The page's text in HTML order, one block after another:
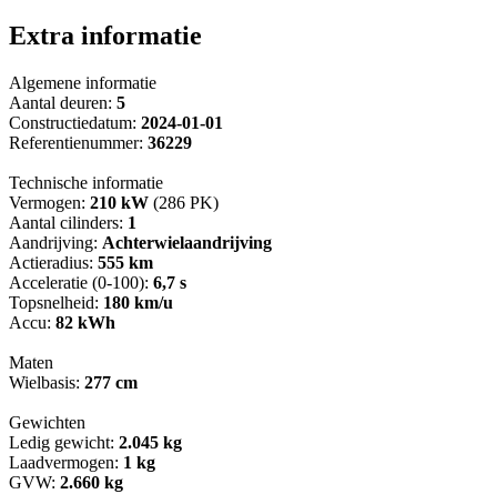
Extra informatie
Algemene informatie
Aantal deuren: 5
Constructiedatum: 2024-01-01
Referentienummer: 36229
Technische informatie
Vermogen: 210 kW (286 PK)
Aantal cilinders: 1
Aandrijving: Achterwielaandrijving
Actieradius: 555 km
Acceleratie (0-100): 6,7 s
Topsnelheid: 180 km/u
Accu: 82 kWh
Maten
Wielbasis: 277 cm
Gewichten
Ledig gewicht: 2.045 kg
Laadvermogen: 1 kg
GVW: 2.660 kg